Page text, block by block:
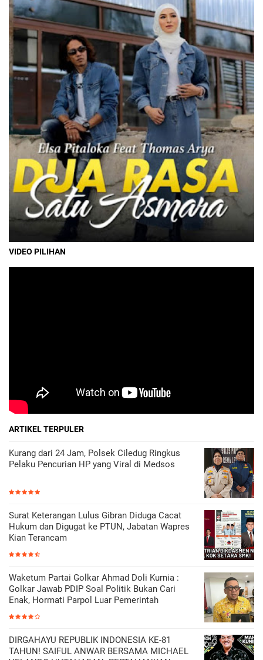
VIDEO PILIHAN
ARTIKEL TERPULER
Kurang dari 24 Jam, Polsek Ciledug Ringkus
Pelaku Pencurian HP yang Viral di Medsos
Surat Keterangan Lulus Gibran Diduga Cacat
Hukum dan Digugat ke PTUN, Jabatan Wapres
Kian Terancam
Waketum Partai Golkar Ahmad Doli Kurnia :
Golkar Jawab PDIP Soal Politik Bukan Cari
Enak, Hormati Parpol Luar Pemerintah
DIRGAHAYU REPUBLIK INDONESIA KE-81
TAHUN! SAIFUL ANWAR BERSAMA MICHAEL